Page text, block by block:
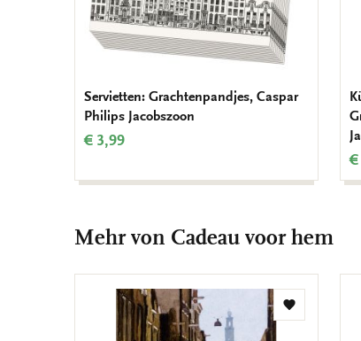
Servietten: Grachtenpandjes, Caspar
Philips Jacobszoon
€ 3,99
€
Mehr von Cadeau voor hem
Zur